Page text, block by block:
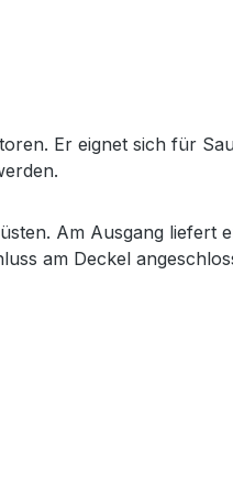
Er eignet sich für
Am Ausgang
am Deckel